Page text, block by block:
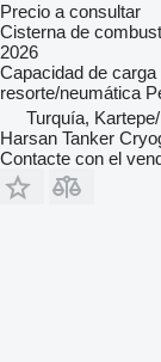
Precio a consultar
Cisterna de
2026
Capacidad de carga
resorte/neumática
Turquía,
Harsan Tanker
Contacte con el